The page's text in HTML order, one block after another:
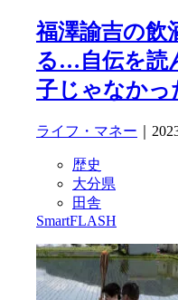
福澤諭吉の飲
る…自伝を読
子じゃなかっ
ライフ・マネー ｜
歴史
大分県
田舎
SmartFLASH